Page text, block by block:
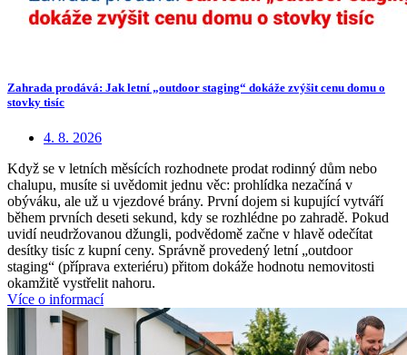
Zahrada prodává: Jak letní „outdoor staging“ dokáže zvýšit cenu domu o
stovky tisíc
4. 8. 2026
Když se v letních měsících rozhodnete prodat rodinný dům nebo
chalupu, musíte si uvědomit jednu věc: prohlídka nezačíná v
obýváku, ale už u vjezdové brány. První dojem si kupující vytváří
během prvních deseti sekund, kdy se rozhlédne po zahradě. Pokud
uvidí neudržovanou džungli, podvědomě začne v hlavě odečítat
desítky tisíc z kupní ceny. Správně provedený letní „outdoor
staging“ (příprava exteriéru) přitom dokáže hodnotu nemovitosti
okamžitě vystřelit nahoru.
Více o informací